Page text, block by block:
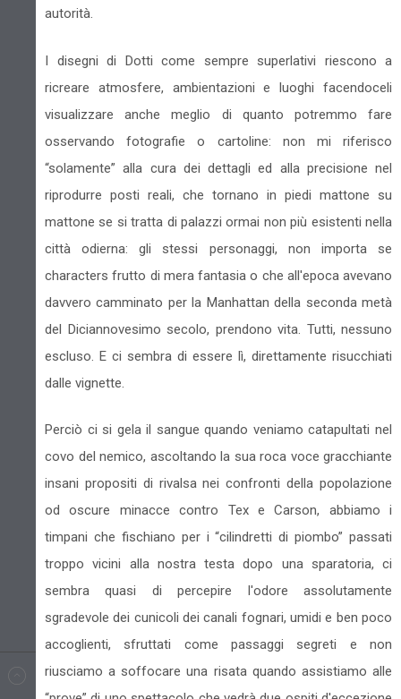
autorità.
I disegni di Dotti come sempre superlativi riescono a
ricreare atmosfere, ambientazioni e luoghi facendoceli
visualizzare anche meglio di quanto potremmo fare
osservando fotografie o cartoline: non mi riferisco
“solamente” alla cura dei dettagli ed alla precisione nel
riprodurre posti reali, che tornano in piedi mattone su
mattone se si tratta di palazzi ormai non più esistenti nella
città odierna: gli stessi personaggi, non importa se
characters frutto di mera fantasia o che all'epoca avevano
davvero camminato per la Manhattan della seconda metà
del Diciannovesimo secolo, prendono vita. Tutti, nessuno
escluso. E ci sembra di essere lì, direttamente risucchiati
dalle vignette.
Perciò ci si gela il sangue quando veniamo catapultati nel
covo del nemico, ascoltando la sua roca voce gracchiante
insani propositi di rivalsa nei confronti della popolazione
od oscure minacce contro Tex e Carson, abbiamo i
timpani che fischiano per i “cilindretti di piombo” passati
troppo vicini alla nostra testa dopo una sparatoria, ci
sembra quasi di percepire l'odore assolutamente
sgradevole dei cunicoli dei canali fognari, umidi e ben poco
accoglienti, sfruttati come passaggi segreti e non
riusciamo a soffocare una risata quando assistiamo alle